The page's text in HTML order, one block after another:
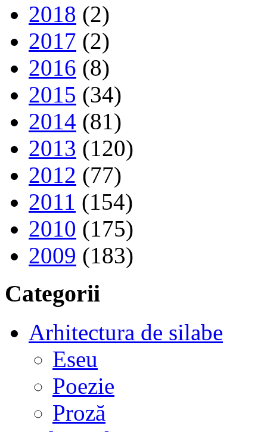
2018 (2)
2017 (2)
2016 (8)
2015 (34)
2014 (81)
2013 (120)
2012 (77)
2011 (154)
2010 (175)
2009 (183)
Categorii
Arhitectura de silabe
Eseu
Poezie
Proză